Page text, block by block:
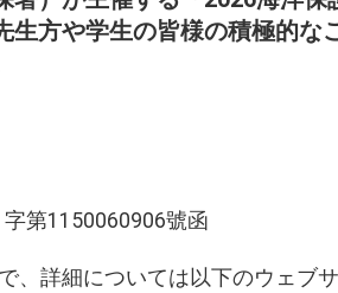
方や学生の皆様の積極的な
第1150060906號函
、詳細については以下のウェブ